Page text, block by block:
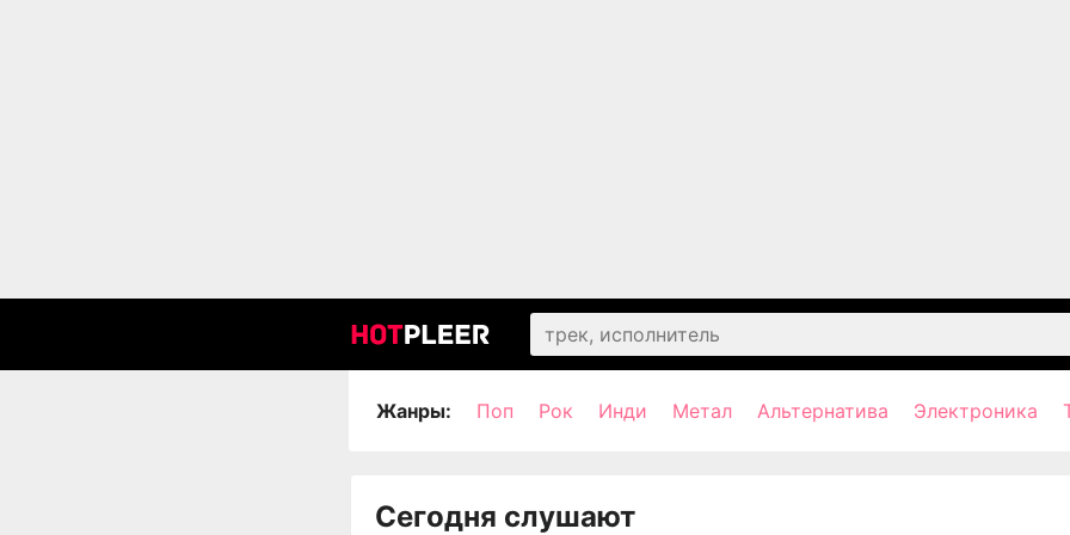
Жанры: Поп Рок Инди Метал Альтернатива Электроника
Сегодня слушают